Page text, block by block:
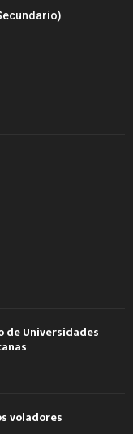
de Universidades
voladores